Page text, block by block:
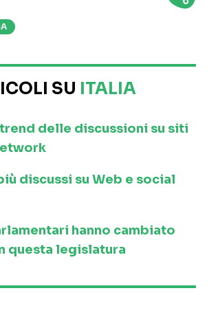
SU ITALIA
delle discussioni su siti
discussi su Web e social
hanno cambiato
questa legislatura